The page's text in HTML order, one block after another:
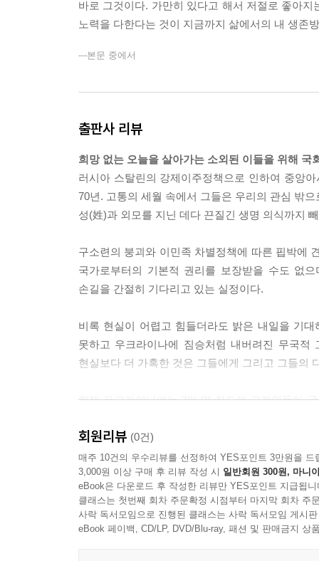
1천2백 명과 하나 되기
특별한 생일 케이크
새옹지마
「유아교육법」 제정의 유감
「최저임금법」 개정은 생존권의 문제
인권의 무덤 「사회보호법」 폐지
하고 싶지 않은 변명
최연희 의원님에 대한 추억
8장 지인들의 따뜻한 격려문
정의사회 구현을 위한 헌신
人知座輿樂 不識肩輿苦 (인지좌여락 불식견여고)
囊中之錐, 手不釋卷 (낭중지추, 수불석권)
사랑하는 친구에게
바로 그것이다. 가만히 있다고 해서 저절로 좋아
노력을 다한다는 것이 지금까지 삶에서의 내 생존
---본문 중에서
출판사 리뷰
희망 없는 오늘을 살아가는 소외된 이들을 위해 국
러시아 스탈린의 강제이주정책으로 인하여 중앙
70년. 고통의 세월 속에서 그들은 우리의 관심 밖
성(姓)과 외모를 지닌 데다 끈질긴 생명 의식까지
구소련의 붕괴와 이민족 차별정책에 따른 핍박에
국가로부터의 기본적 권리를 보장받을 수도 없
손길을 간절히 기다리고 있는 실정이다.
비록 현실이 어렵고 힘들더라도 밝은 내일을 기
못하고 우크라이나에 짐승처럼 내버려진 무국
현실보다 더 가혹한 것은 그들에게 그리고 그들의
현재 우크라이나에는 2만 명 정도의 고려인들이
생활하는가 하면 감시를 피해 허허벌판에서 노
가장 가혹하다.
이러한 상황에 국회의원 최용규는 다른 누구에
모든 것을 벗어던지고 떠나기로 결심한 것이다.
그는 우크라이나에서 식량난, 교역대상 등 우리
회원리뷰 (0건)
매주 10건의 우수리뷰를 선정하여 YES포인트 3만원을 드
3,000원 이상 구매 후 리뷰 작성 시 일반회원 300원, 마니
eBook은 다운로드 후 작성한 리뷰만 YES포인트 지급됩니
클래스는 첫번째 회차 주문확정 시점부터 마지막 회차 주
사락 독서모임으로 진행된 클래스는 사락 독서모임 게시
eBook 페이백, CD/LP, DVD/Blu-ray, 패션 및 판매금지 상